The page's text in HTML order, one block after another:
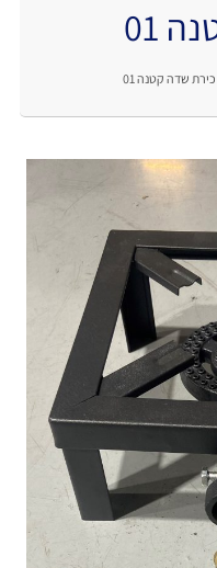
01
שדה קטנה 01